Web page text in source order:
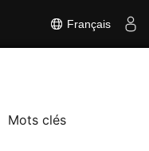
Français
Mots clés